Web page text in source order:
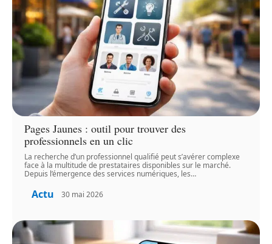
Pages Jaunes : outil pour trouver des
professionnels en un clic
La recherche d’un professionnel qualifié peut s’avérer complexe
face à la multitude de prestataires disponibles sur le marché.
Depuis l’émergence des services numériques, les…
Actu 30 mai 2026